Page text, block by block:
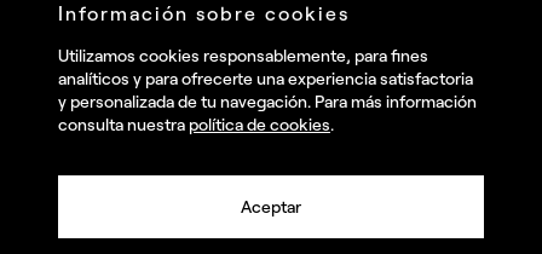
Talent
Contact
Instagram
Facebook
Información sobre cookies
Utilizamos cookies responsablemente, para fines
analíticos y para ofrecerte una experiencia satisfactoria
y personalizada de tu navegación. Para más información
consulta nuestra política de cookies.
Aceptar